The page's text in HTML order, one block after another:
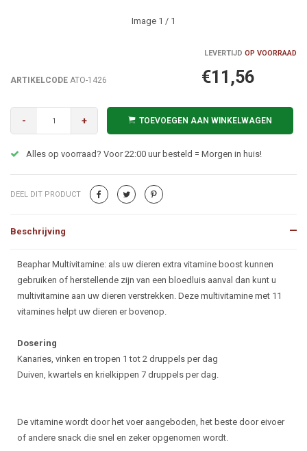
Image 1 / 1
LEVERTIJD OP VOORRAAD
ARTIKELCODE ATO-1426 €11,56
- + TOEVOEGEN AAN WINKELWAGEN
Alles op voorraad? Voor 22:00 uur besteld = Morgen in huis!
DEEL DIT PRODUCT
Beschrijving
Beschrijving
Beaphar Multivitamine: als uw dieren extra vitamine boost kunnen
gebruiken of herstellende zijn van een bloedluis aanval dan kunt u
multivitamine aan uw dieren verstrekken. Deze multivitamine met 11
vitamines helpt uw dieren er bovenop.
Dosering
Kanaries, vinken en tropen 1 tot 2 druppels per dag
Duiven, kwartels en krielkippen 7 druppels per dag.
De vitamine wordt door het voer aangeboden, het beste door eivoer
of andere snack die snel en zeker opgenomen wordt.